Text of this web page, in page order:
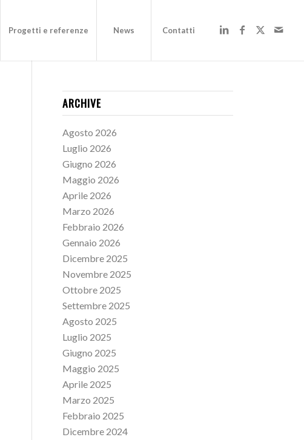
Progetti e referenze News Contatti
ARCHIVE
Agosto 2026
Luglio 2026
Giugno 2026
Maggio 2026
Aprile 2026
Marzo 2026
Febbraio 2026
Gennaio 2026
Dicembre 2025
Novembre 2025
Ottobre 2025
Settembre 2025
Agosto 2025
Luglio 2025
Giugno 2025
Maggio 2025
Aprile 2025
Marzo 2025
Febbraio 2025
Dicembre 2024